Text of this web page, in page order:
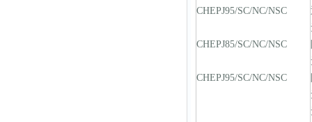
CHEPJ95/SC/NC/NSC
CHEPJ85/SC/NC/NSC
CHEPJ95/SC/NC/NSC